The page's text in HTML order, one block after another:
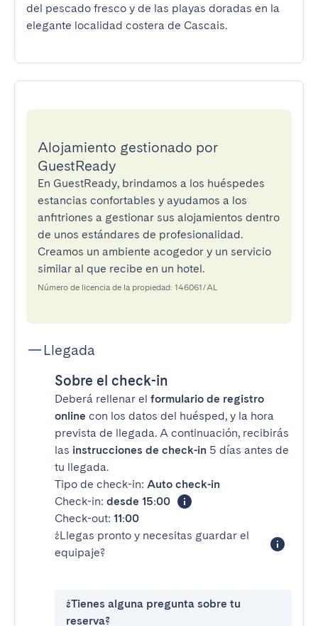
del pescado fresco y de las playas doradas en la
elegante localidad costera de Cascais.
Alojamiento gestionado por
GuestReady
En GuestReady, brindamos a los huéspedes
estancias confortables y ayudamos a los
anfitriones a gestionar sus alojamientos dentro
de unos estándares de profesionalidad.
Creamos un ambiente acogedor y un servicio
similar al que recibe en un hotel.
Número de licencia de la propiedad: 146061/AL
Llegada
Sobre el check-in
Deberá rellenar el formulario de registro
online con los datos del huésped, y la hora
prevista de llegada. A continuación, recibirás
las instrucciones de check-in 5 días antes de
tu llegada.
Tipo de check-in: Auto check-in
Check-in: desde 15:00
Check-out: 11:00
¿Llegas pronto y necesitas guardar el
equipaje?
¿Tienes alguna pregunta sobre tu
reserva?